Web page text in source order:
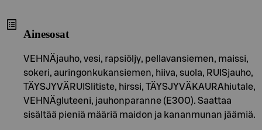
Ainesosat
VEHNÄjauho, vesi, rapsiöljy, pellavansiemen, maissi,
sokeri, auringonkukansiemen, hiiva, suola, RUISjauho,
TÄYSJYVÄRUISlitiste, hirssi, TÄYSJYVÄKAURAhiutale,
VEHNÄgluteeni, jauhonparanne (E300). Saattaa
sisältää pieniä määriä maidon ja kananmunan jäämiä.